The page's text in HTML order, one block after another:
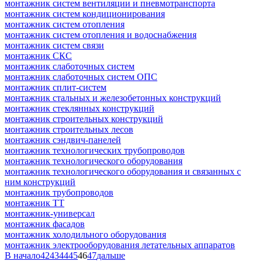
монтажник систем вентиляции и пневмотранспорта
монтажник систем кондиционирования
монтажник систем отопления
монтажник систем отопления и водоснабжения
монтажник систем связи
монтажник СКС
монтажник слаботочных систем
монтажник слаботочных систем ОПС
монтажник сплит-систем
монтажник стальных и железобетонных конструкций
монтажник стеклянных конструкций
монтажник строительных конструкций
монтажник строительных лесов
монтажник сэндвич-панелей
монтажник технологических трубопроводов
монтажник технологического оборудования
монтажник технологического оборудования и связанных с
ним конструкций
монтажник трубопроводов
монтажник ТТ
монтажник-универсал
монтажник фасадов
монтажник холодильного оборудования
монтажник электрооборудования летательных аппаратов
В начало424344454647дальше